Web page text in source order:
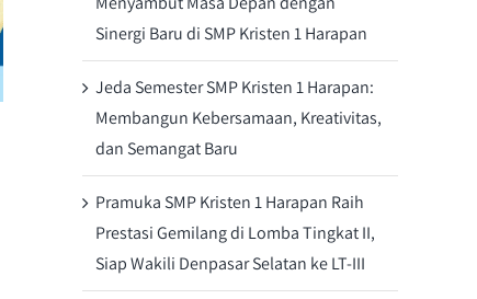
Sinergi Baru di SMP Kristen 1 Harapan
Jeda Semester SMP Kristen 1 Harapan:
Membangun Kebersamaan, Kreativitas,
dan Semangat Baru
Pramuka SMP Kristen 1 Harapan Raih
Prestasi Gemilang di Lomba Tingkat II,
Siap Wakili Denpasar Selatan ke LT-III